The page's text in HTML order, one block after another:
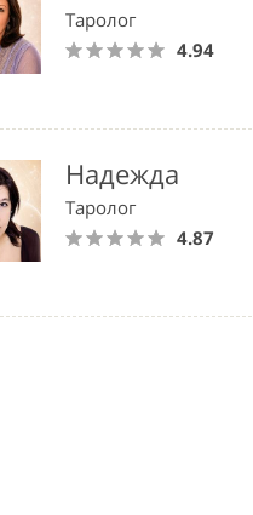
Таролог
4.94
Надежда
Таролог
4.87